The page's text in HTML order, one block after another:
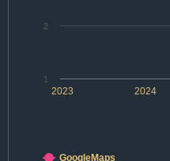
2024
2023
1
2
GoogleMaps